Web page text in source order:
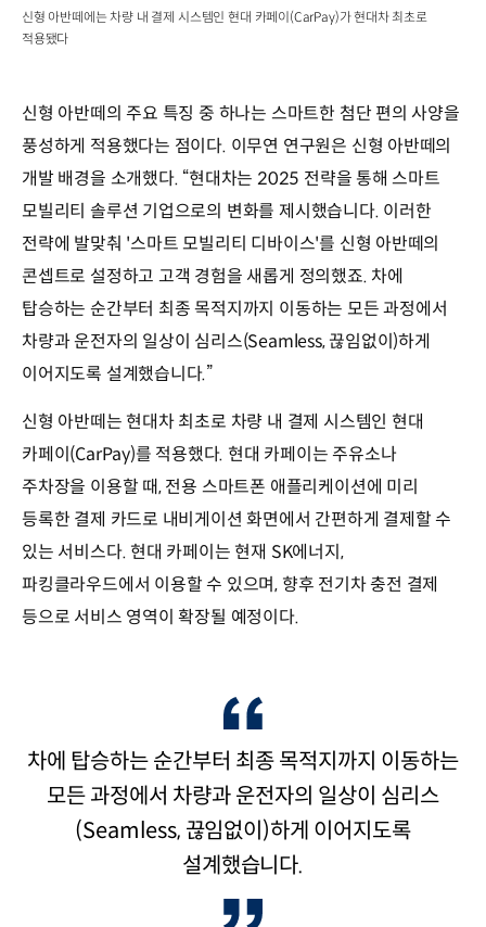
신형 아반떼에는 차량 내 결제 시스템인 현대 카페이(CarPay)가 현대차 최초로
적용됐다
신형 아반떼의 주요 특징 중 하나는 스마트한 첨단 편의 사양을
풍성하게 적용했다는 점이다. 이무연 연구원은 신형 아반떼의
개발 배경을 소개했다. “현대차는 2025 전략을 통해 스마트
모빌리티 솔루션 기업으로의 변화를 제시했습니다. 이러한
전략에 발맞춰 '스마트 모빌리티 디바이스'를 신형 아반떼의
콘셉트로 설정하고 고객 경험을 새롭게 정의했죠. 차에
탑승하는 순간부터 최종 목적지까지 이동하는 모든 과정에서
차량과 운전자의 일상이 심리스(Seamless, 끊임없이)하게
이어지도록 설계했습니다.”
신형 아반떼는 현대차 최초로 차량 내 결제 시스템인 현대
카페이(CarPay)를 적용했다. 현대 카페이는 주유소나
주차장을 이용할 때, 전용 스마트폰 애플리케이션에 미리
등록한 결제 카드로 내비게이션 화면에서 간편하게 결제할 수
있는 서비스다. 현대 카페이는 현재 SK에너지,
파킹클라우드에서 이용할 수 있으며, 향후 전기차 충전 결제
등으로 서비스 영역이 확장될 예정이다.
차에 탑승하는 순간부터 최종 목적지까지 이동하는
모든 과정에서 차량과 운전자의 일상이 심리스
(Seamless, 끊임없이)하게 이어지도록
설계했습니다.